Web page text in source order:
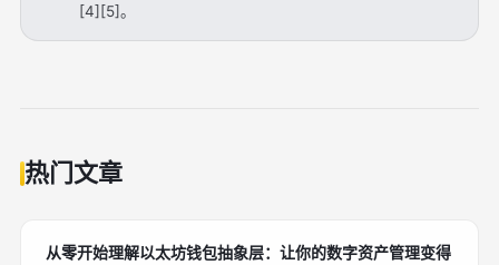
[4][5]。
热门文章
从零开始理解以太坊钱包抽象层：让你的数字资产管理变得